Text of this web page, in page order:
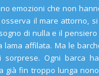
emozioni che non
il mare attorno,
di nulla e il
lama affilata. Ma le
Ogni barca
già fin troppo lunga